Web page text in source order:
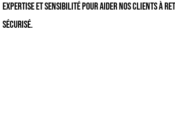
expertise et sensibilité pour aider nos clients à
sécurisé.